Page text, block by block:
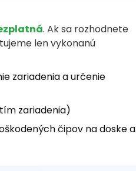
. Ak sa rozhodnete
len vykonanú
zariadenia a určenie
zariadenia)
čipov na doske a